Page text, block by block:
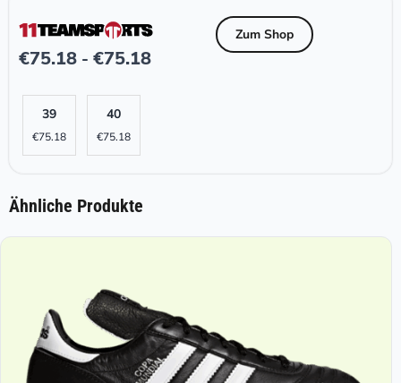
€75.18 - €75.18
Zum Shop
39
€75.18
40
€75.18
Ähnliche Produkte